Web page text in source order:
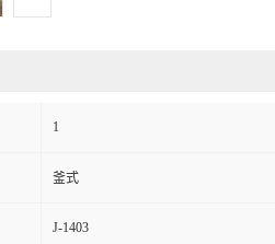
1
釜式
J-1403